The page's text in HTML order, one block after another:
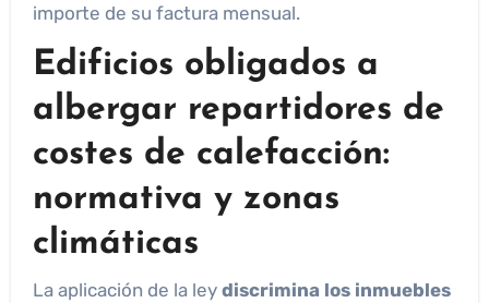
importe de su factura mensual.
Edificios obligados a
albergar repartidores de
costes de calefacción:
normativa y zonas
climáticas
La aplicación de la ley discrimina los inmuebles